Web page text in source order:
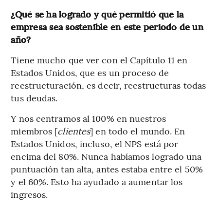
¿Qué se ha logrado y qué permitió que la
empresa sea sostenible en este periodo de un
año?
Tiene mucho que ver con el Capítulo 11 en
Estados Unidos, que es un proceso de
reestructuración, es decir, reestructuras todas
tus deudas.
Y nos centramos al 100% en nuestros
miembros [clientes] en todo el mundo. En
Estados Unidos, incluso, el NPS está por
encima del 80%. Nunca habíamos logrado una
puntuación tan alta, antes estaba entre el 50%
y el 60%. Esto ha ayudado a aumentar los
ingresos.